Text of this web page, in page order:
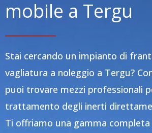
mobile a Tergu
Stai cercando un impianto di
vagliatura a noleggio a Tergu?
puoi trovare mezzi professionali
trattamento degli inerti
Ti offriamo una gamma